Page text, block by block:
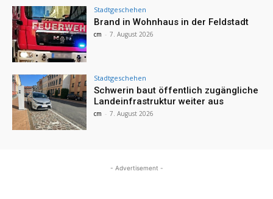
Stadtgeschehen
Brand in Wohnhaus in der Feldstadt
cm - 7. August 2026
Stadtgeschehen
Schwerin baut öffentlich zugängliche
Landeinfrastruktur weiter aus
cm - 7. August 2026
- Advertisement -